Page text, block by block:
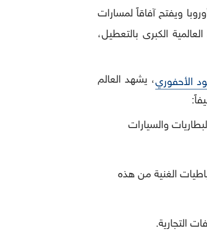
ويفتح آفاقاً لمسارات
الكبرى بالتعطيل،
الأحفوري، يشهد العالم
والسيارات
الغنية من هذه
التجارية.